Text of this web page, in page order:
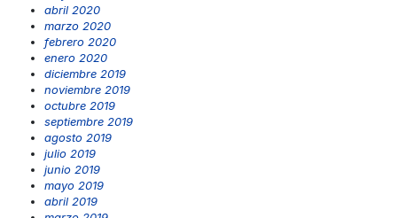
abril 2020
marzo 2020
febrero 2020
enero 2020
diciembre 2019
noviembre 2019
octubre 2019
septiembre 2019
agosto 2019
julio 2019
junio 2019
mayo 2019
abril 2019